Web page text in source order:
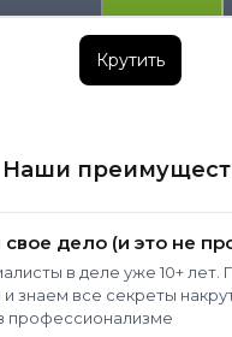
Крутить
Наши
дело (и это не
в деле уже 10+ лет.
знаем все секреты
профессионализме